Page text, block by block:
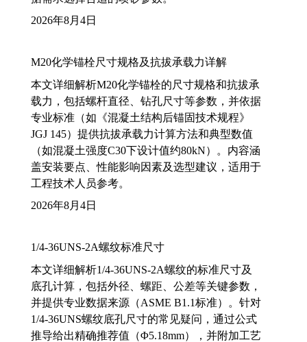
2026年8月4日
M20化学锚栓尺寸规格及抗拔承载力详解
本文详细解析M20化学锚栓的尺寸规格和抗拔承
载力，包括螺杆直径、钻孔尺寸等参数，并依据
专业标准（如《混凝土结构后锚固技术规程》
JGJ 145）提供抗拔承载力计算方法和典型数值
（如混凝土强度C30下设计值约80kN）。内容涵
盖安装要点、性能影响因素及选型建议，适用于
工程技术人员参考。
2026年8月4日
1/4-36UNS-2A螺纹标准尺寸
本文详细解析1/4-36UNS-2A螺纹的标准尺寸及
底孔计算，包括外径、螺距、公差等关键参数，
并提供专业数据来源（ASME B1.1标准）。针对
1/4-36UNS螺纹底孔尺寸的常见疑问，通过公式
推导给出精确推荐值（Φ5.18mm），并附加工艺